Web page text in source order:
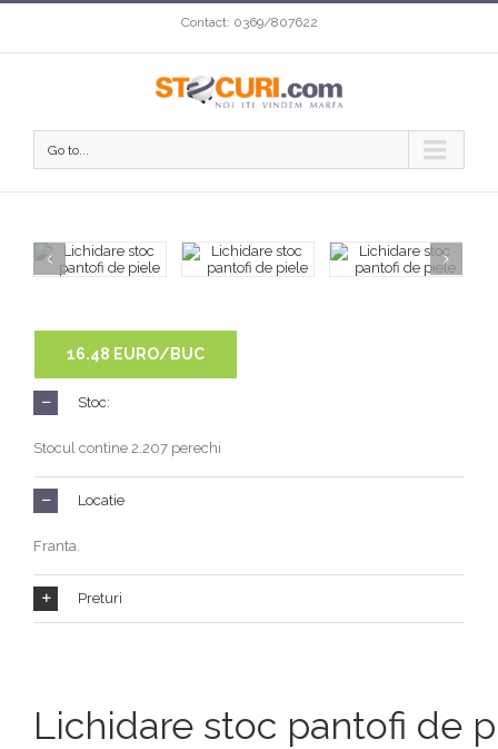
Contact: 0369/807622
Go to...
16.48 EURO/BUC
Stoc:
Stocul contine 2.207 perechi
Locatie
Franta.
Preturi
Lichidare stoc pantofi de